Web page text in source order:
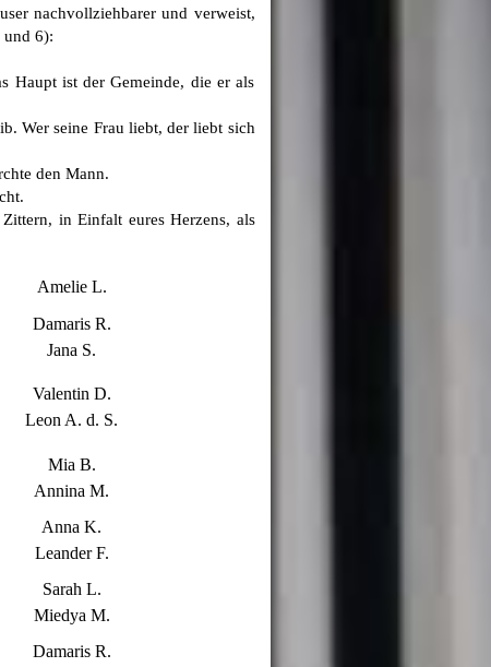
nachvollziehbarer und verweist,
und 6):
Haupt ist der Gemeinde, die er als
Wer seine Frau liebt, der liebt sich
den Mann.
in Einfalt eures Herzens, als
Amelie L.
Damaris R.
Jana S.
Valentin D.
Leon A. d. S.
Mia B.
Annina M.
Anna K.
Leander F.
Sarah L.
Miedya M.
Damaris R.